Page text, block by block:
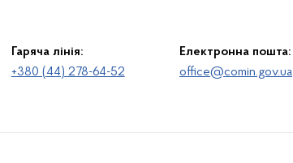
Гаряча лінія:
+380 (44) 278-64-52
Електронна пошта:
office@comin.gov.ua